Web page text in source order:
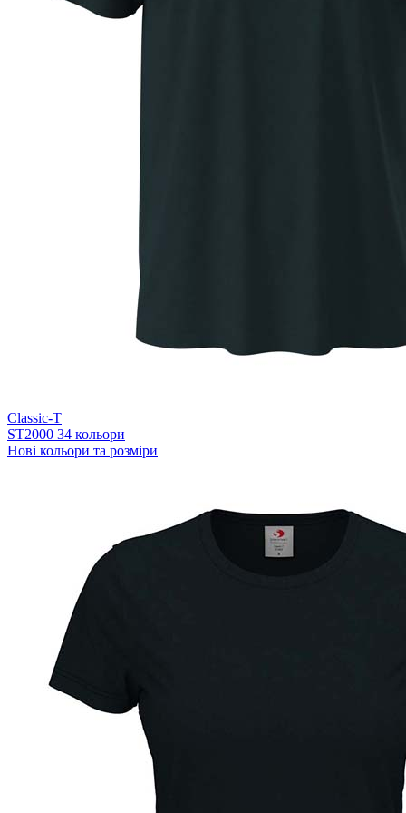
Dark Chocolate (DCH)
Blue Midnight Dip (BMD)
Light Grey Melange (LGM)
Classic-T
ST2000 34 кольори
Нові кольори та розміри